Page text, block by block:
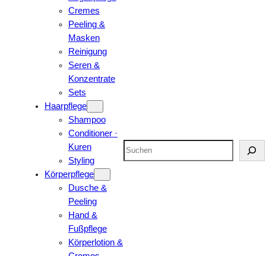
Cremes
Peeling &
Masken
Reinigung
Seren &
Konzentrate
Sets
Haarpflege
Shampoo
Conditioner ·
Kuren
Styling
Körperpflege
Dusche &
Peeling
Hand &
Fußpflege
Körperlotion &
Suchen